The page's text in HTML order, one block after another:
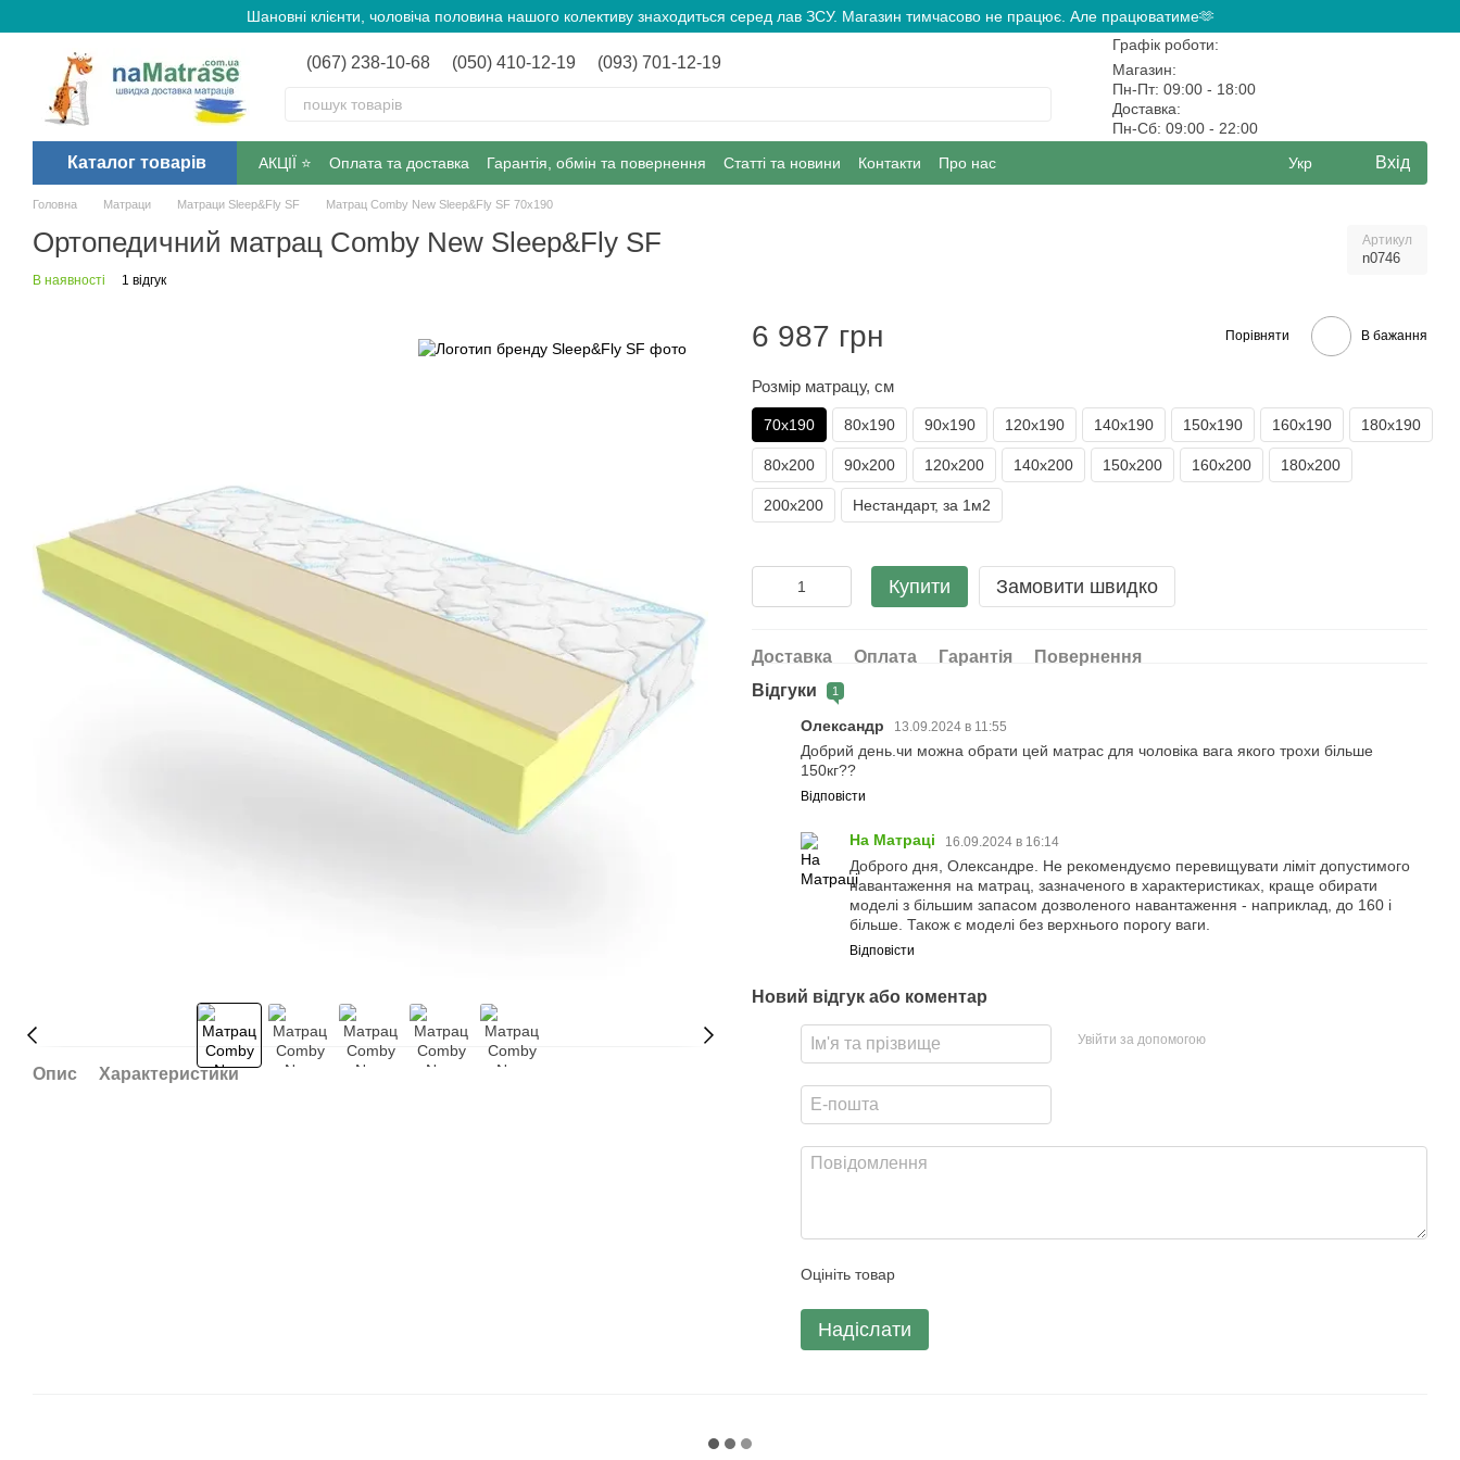
Шановні клієнти, чоловіча половина нашого колективу знаходиться серед лав ЗСУ. Магазин тимчасово не працює. Але працюватиме🫶
(067) 238-10-68 (050) 410-12-19 (093) 701-12-19
Графік роботи:
Магазин:
Пн-Пт: 09:00 - 18:00
Доставка:
Пн-Сб: 09:00 - 22:00
Каталог товарів АКЦІЇ ⭐️ Оплата та доставка Гарантія, обмін та повернення Статті та новини Контакти Про нас Укр Вхід
Головна Матраци Матраци Sleep&Fly SF Матрац Comby New Sleep&Fly SF 70х190
Ортопедичний матрац Comby New Sleep&Fly SF Артикул
n0746
В наявності 1 відгук
Опис Характеристики
6 987 грн Порівняти В бажання
Розмір матрацу, см
70х190 80х190 90х190 120х190 140х190 150х190 160х190 180х190
80х200 90х200 120х200 140х200 150х200 160х200 180х200
200х200 Нестандарт, за 1м2
Купити Замовити швидко
Доставка Оплата Гарантія
Повернення
Відгуки
1
Олександр 13.09.2024 в 11:55
Добрий день.чи можна обрати цей матрас для чоловіка вага якого трохи більше
150кг??
Відповісти
На Матраці 16.09.2024 в 16:14
Доброго дня, Олександре. Не рекомендуємо перевищувати ліміт допустимого
навантаження на матрац, зазначеного в характеристиках, краще обирати
моделі з більшим запасом дозволеного навантаження - наприклад, до 160 і
більше. Також є моделі без верхнього порогу ваги.
Відповісти
Новий відгук або коментар
Увійти за допомогою
Оцініть товар
Надіслати